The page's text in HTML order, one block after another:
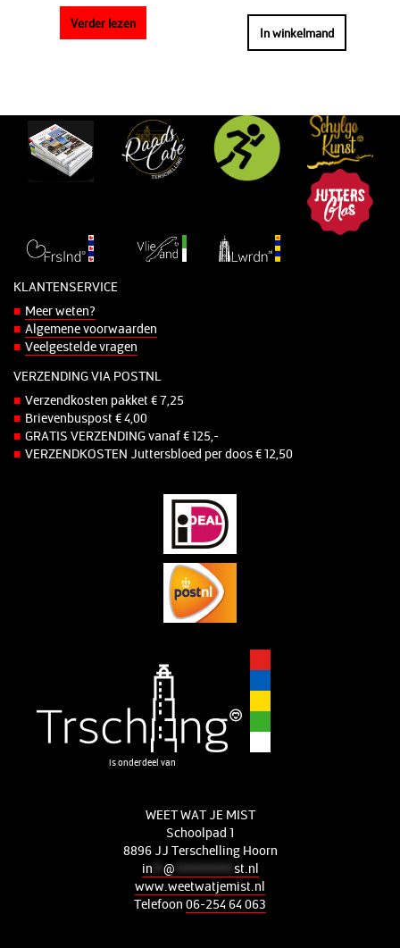
Verder lezen
In winkelmand
KLANTENSERVICE
Meer weten?
Algemene voorwaarden
Veelgestelde vragen
VERZENDING VIA POSTNL
Verzendkosten pakket € 7,25
Brievenbuspost € 4,00
GRATIS VERZENDING vanaf € 125,-
VERZENDKOSTEN Juttersbloed per doos € 12,50
is onderdeel van
WEET WAT JE MIST
Schoolpad 1
8896 JJ Terschelling Hoorn
in
@
st.nl
www.weetwatjemist.nl
Telefoon 06-254 64 063